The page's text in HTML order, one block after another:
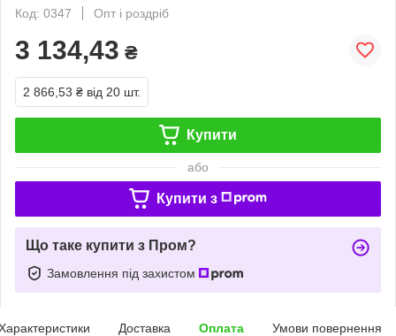
Код: 0347
Опт і роздріб
3 134,43 ₴
2 866,53 ₴ від 20 шт.
Купити
або
Купити з
Що таке купити з Пром?
Замовлення під захистом
Доставка Оплата Умови повернення